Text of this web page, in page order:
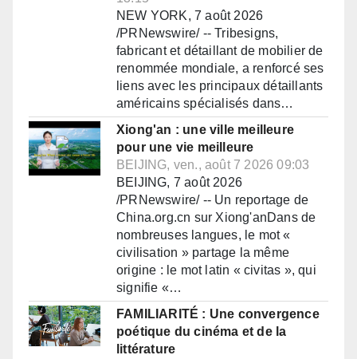
NEW YORK, 7 août 2026
/PRNewswire/ -- Tribesigns,
fabricant et détaillant de mobilier de
renommée mondiale, a renforcé ses
liens avec les principaux détaillants
américains spécialisés dans…
Xiong'an : une ville meilleure
pour une vie meilleure
BEIJING, ven., août 7 2026 09:03
BEIJING, 7 août 2026
/PRNewswire/ -- Un reportage de
China.org.cn sur Xiong'anDans de
nombreuses langues, le mot «
civilisation » partage la même
origine : le mot latin « civitas », qui
signifie «…
FAMILIARITÉ : Une convergence
poétique du cinéma et de la
littérature